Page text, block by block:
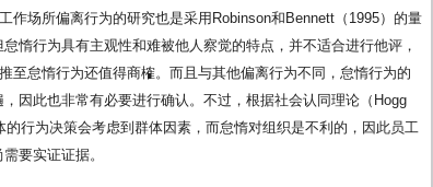
作场所偏离行为的研究也是采用Robinson和Bennett（1995）的量
惰行为具有主观性和难被他人察觉的特点，并不适合进行他评，
至怠惰行为还值得商榷。而且与其他偏离行为不同，怠惰行为的
因此也非常有必要进行确认。不过，根据社会认同理论（Hogg
行为决策会考虑到群体因素，而怠惰对组织是不利的，因此员工
要实证证据。